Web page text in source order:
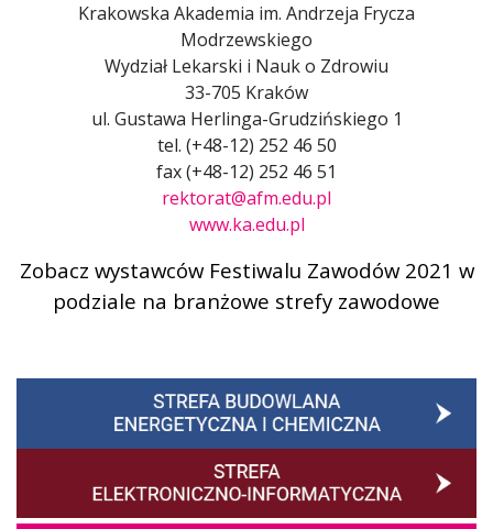
Krakowska Akademia im. Andrzeja Frycza
Modrzewskiego
Wydział Lekarski i Nauk o Zdrowiu
33-705 Kraków
ul. Gustawa Herlinga-Grudzińskiego 1
tel. (+48-12) 252 46 50
fax (+48-12) 252 46 51
rektorat@afm.edu.pl
www.ka.edu.pl
Zobacz wystawców Festiwalu Zawodów 2021 w
podziale na branżowe strefy zawodowe